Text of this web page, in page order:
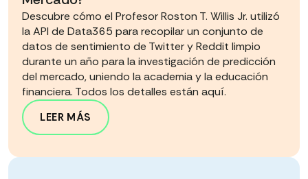
Descubre cómo el Profesor Roston T. Willis Jr. utilizó
la API de Data365 para recopilar un conjunto de
datos de sentimiento de Twitter y Reddit limpio
durante un año para la investigación de predicción
del mercado, uniendo la academia y la educación
financiera. Todos los detalles están aquí.
LEER MÁS